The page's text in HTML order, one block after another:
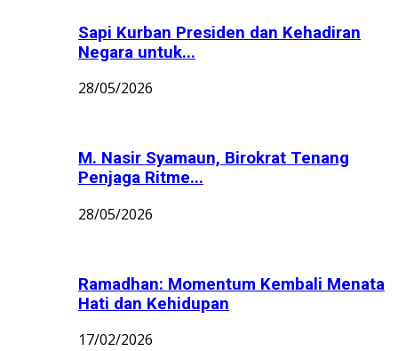
Sapi Kurban Presiden dan Kehadiran
Negara untuk...
28/05/2026
M. Nasir Syamaun, Birokrat Tenang
Penjaga Ritme...
28/05/2026
Ramadhan: Momentum Kembali Menata
Hati dan Kehidupan
17/02/2026